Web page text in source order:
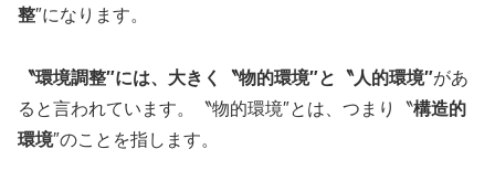
整″になります。
〝環境調整″には、大きく〝物的環境″と〝人的環境″があ
ると言われています。〝物的環境″とは、つまり〝構造的
環境″のことを指します。